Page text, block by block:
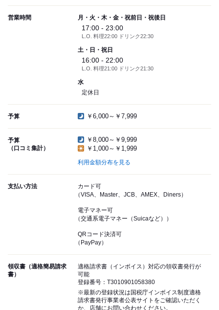
営業時間 月・火・木・金・祝前日・祝後日
17:00 - 23:00
L.O. 料理22:00 ドリンク22:30
土・日・祝日
16:00 - 22:00
L.O. 料理21:00 ドリンク21:30
水
定休日
予算 ￥6,000～￥7,999
予算
（口コミ集計）
￥8,000～￥9,999
￥1,000～￥1,999
利用金額分布を見る
支払い方法
カード可
（VISA、Master、JCB、AMEX、Diners）
電子マネー可
（交通系電子マネー（Suicaなど））
QRコード決済可
（PayPay）
領収書（適格簡易請求
書）
適格請求書（インボイス）対応の領収書発行が
可能
登録番号：T3010901058380
※最新の登録状況は国税庁インボイス制度適格
請求書発行事業者公表サイトをご確認いただく
か、店舗にお問い合わせください。